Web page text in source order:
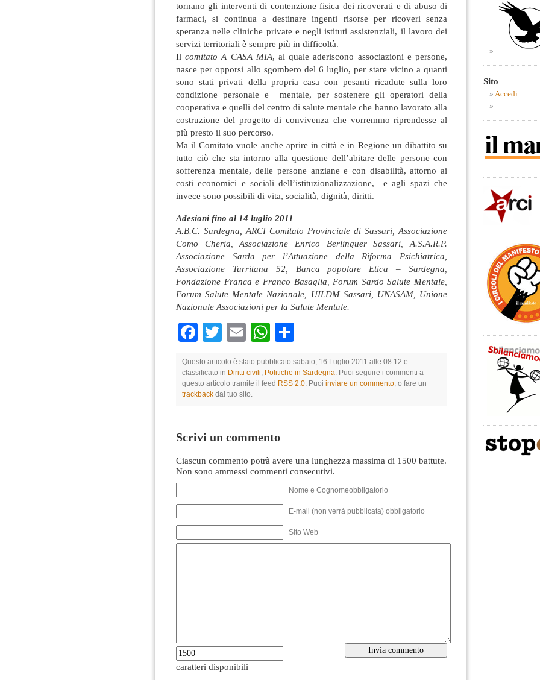
tornano gli interventi di contenzione fisica dei ricoverati e di abuso di
farmaci, si continua a destinare ingenti risorse per ricoveri senza
speranza nelle cliniche private e negli istituti assistenziali, il lavoro dei
servizi territoriali è sempre più in difficoltà.
Ilcomitato A CASA MIA, al quale aderiscono associazioni e persone,
nasce per opporsi allo sgombero del 6 luglio, per stare vicino a quanti
sono stati privati della propria casa con pesanti ricadute sulla loro
condizione personale e mentale, per sostenere gli operatori della
cooperativa e quelli del centro di salute mentale che hanno lavorato alla
costruzione del progetto di convivenza che vorremmo riprendesse al
più presto il suo percorso.
Ma il Comitato vuole anche aprire in città e in Regione un dibattito su
tutto ciò che sta intorno alla questione dell’abitare delle persone con
sofferenza mentale, delle persone anziane e con disabilità, attorno ai
costi economici e sociali dell’istituzionalizzazione, e agli spazi che
invece sono possibili di vita, socialità, dignità, diritti.
Adesioni fino al 14 luglio 2011
A.B.C. Sardegna, ARCI Comitato Provinciale di Sassari, Associazione
Como Cheria, Associazione Enrico Berlinguer Sassari, A.S.A.R.P.
Associazione Sarda per l’Attuazione della Riforma Psichiatrica,
Associazione Turritana 52, Banca popolare Etica – Sardegna,
Fondazione Franca e Franco Basaglia, Forum Sardo Salute Mentale,
Forum Salute Mentale Nazionale, UILDM Sassari, UNASAM, Unione
Nazionale Associazioni per la Salute Mentale.
Facebook
TwitterEmailWhatsApp
Questo articolo è stato pubblicato sabato, 16 Luglio 2011 alle 08:12 e
classificato in Diritti civili, Politiche in Sardegna. Puoi seguire i commenti a
questo articolo tramite il feed RSS 2.0. Puoi inviare un commento, o fare un
trackback dal tuo sito.
Scrivi un commento
Ciascun commento potrà avere una lunghezza massima di 1500 battute.
Non sono ammessi commenti consecutivi.
Nome e Cognomeobbligatorio
E-mail (non verrà pubblicata) obbligatorio
Sito Web
caratteri disponibili
Sito
Accedi